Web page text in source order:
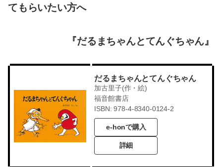
てもらいたい方へ
『だるまちゃんとてんぐちゃん』
だるまちゃんとてんぐちゃん
加古里子(作・絵)
福音館書店
ISBN: 978-4-8340-0124-2
e-honで購入
詳細